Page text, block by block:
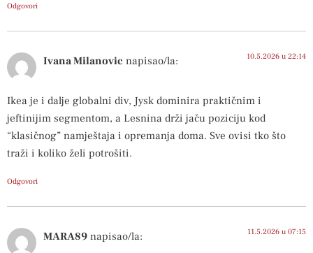
Odgovori
Ivana Milanovic napisao/la: 10.5.2026 u 22:14
Ikea je i dalje globalni div, Jysk dominira praktičnim i
jeftinijim segmentom, a Lesnina drži jaču poziciju kod
“klasičnog” namještaja i opremanja doma. Sve ovisi tko što
traži i koliko želi potrošiti.
Odgovori
MARA89 napisao/la: 11.5.2026 u 07:15